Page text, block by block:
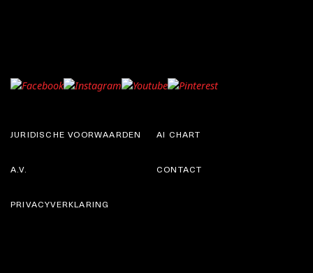
JURIDISCHE VOORWAARDEN
A.V.
AI CHART
CONTACT
PRIVACYVERKLARING